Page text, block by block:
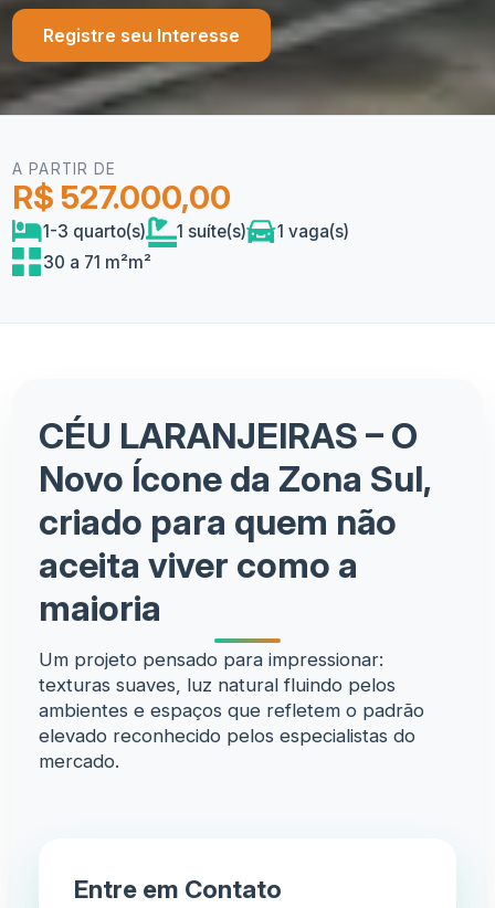
Registre seu Interesse
A PARTIR DE
R$ 527.000,00
1-3 quarto(s) 1 suíte(s)
1 vaga(s)
30 a 71 m²m²
CÉU LARANJEIRAS – O
Novo Ícone da Zona Sul,
criado para quem não
aceita viver como a
maioria
Um projeto pensado para impressionar:
texturas suaves, luz natural fluindo pelos
ambientes e espaços que refletem o padrão
elevado reconhecido pelos especialistas do
mercado.
Entre em Contato